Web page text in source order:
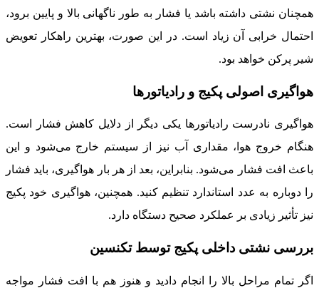
همچنان نشتی داشته باشد یا فشار به طور ناگهانی بالا و پایین برود،
احتمال خرابی آن زیاد است. در این صورت، بهترین راهکار تعویض
شیر پرکن خواهد بود.
هواگیری اصولی پکیج و رادیاتورها
هواگیری نادرست رادیاتورها یکی دیگر از دلایل کاهش فشار است.
هنگام خروج هوا، مقداری آب نیز از سیستم خارج می‌شود و این
باعث افت فشار می‌شود. بنابراین، بعد از هر بار هواگیری، باید فشار
را دوباره به عدد استاندارد تنظیم کنید. همچنین، هواگیری خود پکیج
نیز تأثیر زیادی بر عملکرد صحیح دستگاه دارد.
بررسی نشتی داخلی پکیج توسط تکنسین
اگر تمام مراحل بالا را انجام دادید و هنوز هم با افت فشار مواجه